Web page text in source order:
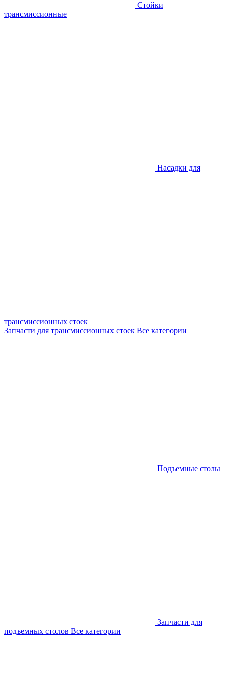
Стойки
трансмиссионные
Насадки для
трансмиссионных стоек
Запчасти для трансмиссионных стоек Все категории
Подъемные столы
Запчасти для
подъемных столов Все категории